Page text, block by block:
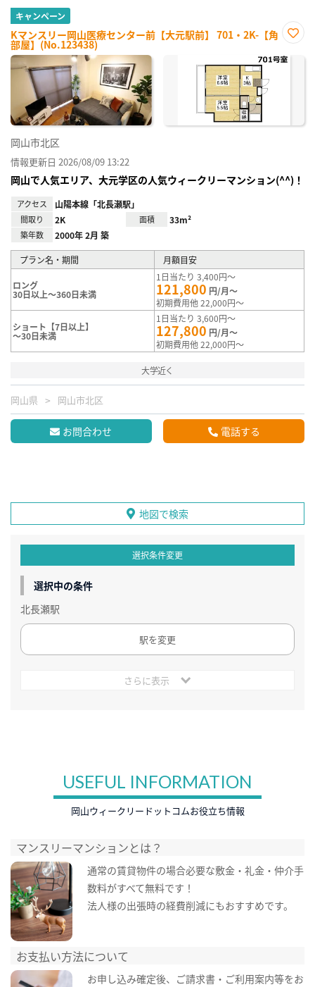
キャンペーン
Kマンスリー岡山医療センター前【大元駅前】 701・2K-【角
部屋】(No.123438)
に入
岡山市北区
情報更新日 2026/08/09 13:22
岡山で人気エリア、大元学区の人気ウィークリーマンション(^^)！
アクセス 山陽本線「北長瀬駅」
間取り 2K 面積 33m²
築年数 2000年 2月 築
プラン名・期間 月額目安
ロング
30日以上～360日未満
1日当たり 3,400円～
121,800 円/月～
初期費用他 22,000円～
ショート【7日以上】
～30日未満
1日当たり 3,600円～
127,800 円/月～
初期費用他 22,000円～
大学近く
岡山県 岡山市北区
お問合わせ 電話する
地図で検索
選択条件変更
選択中の条件
北長瀬駅
駅を変更
さらに表示
USEFUL INFORMATION
岡山ウィークリードットコムお役立ち情報
マンスリーマンションとは？
通常の賃貸物件の場合必要な敷金・礼金・仲介手
数料がすべて無料です！
法人様の出張時の経費削減にもおすすめです。
お支払い方法について
お申し込み確定後、ご請求書・ご利用案内等をお